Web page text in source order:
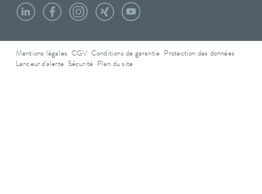
Mentions légales CGV Conditions de garantie
Protection des données
Lanceur d'alerte Sécurité Plan du site